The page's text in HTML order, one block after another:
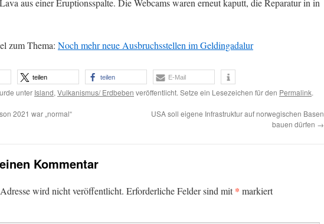
aus einer Eruptionsspalte. Die Webcams waren erneut kaputt, die Reparatur in in
zum Thema: Noch mehr neue Ausbruchsstellen im Geldingadalur
teilen teilen E-Mail
unter Island, Vulkanismus/ Erdbeben veröffentlicht. Setze ein Lesezeichen für den Permalink.
2021 war „normal“
USA soll eigene Infrastruktur auf norwegischen Basen
bauen dürfen →
Kommentar
wird nicht veröffentlicht. Erforderliche Felder sind mit* markiert